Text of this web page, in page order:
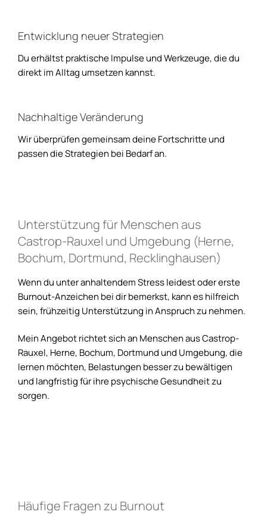
Entwicklung neuer Strategien
Du erhältst praktische Impulse und Werkzeuge, die du
direkt im Alltag umsetzen kannst.
Nachhaltige Veränderung
Wir überprüfen gemeinsam deine Fortschritte und
passen die Strategien bei Bedarf an.
Unterstützung für Menschen aus
Castrop-Rauxel und Umgebung (Herne,
Bochum, Dortmund, Recklinghausen)
Wenn du unter anhaltendem Stress leidest oder erste
Burnout-Anzeichen bei dir bemerkst, kann es hilfreich
sein, frühzeitig Unterstützung in Anspruch zu nehmen.
Mein Angebot richtet sich an Menschen aus Castrop-
Rauxel, Herne, Bochum, Dortmund und Umgebung, die
lernen möchten, Belastungen besser zu bewältigen
und langfristig für ihre psychische Gesundheit zu
sorgen.
Häufige Fragen zu Burnout